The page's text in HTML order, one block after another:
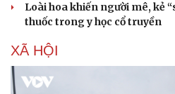
Loài hoa khiến người mê, kẻ
thuốc trong y học cổ truyền
XÃ HỘI